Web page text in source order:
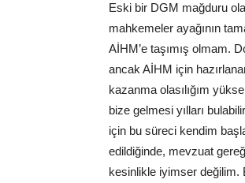
Eski bir DGM mağduru
mahkemeler ayağının
AİHM’e taşımış olmam.
ancak AİHM için
kazanma olasılığım
bize gelmesi yılları
için bu süreci kendim
edildiğinde, mevzuat
kesinlikle iyimser değilim.